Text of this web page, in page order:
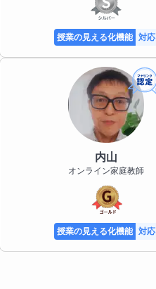
授業の見える化機能 対応
内山
オンライン家庭教師
授業の見える化機能 対応